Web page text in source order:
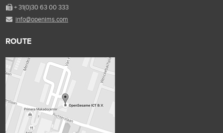
+ 31(0)30 63 00 333
info@openims.com
ROUTE